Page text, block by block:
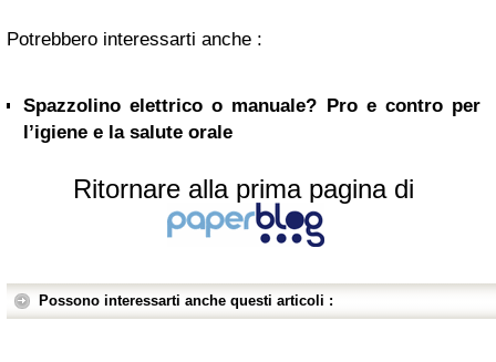
Potrebbero interessarti anche :
Spazzolino elettrico o manuale? Pro e contro per
l’igiene e la salute orale
Ritornare alla prima pagina di
Possono interessarti anche questi articoli :